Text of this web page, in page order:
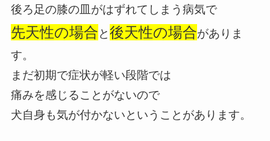
後ろ足の膝の皿がはずれてしまう病気で
先天性の場合と後天性の場合がありま
す。
まだ初期で症状が軽い段階では
痛みを感じることがないので
犬自身も気が付かないということがあります。